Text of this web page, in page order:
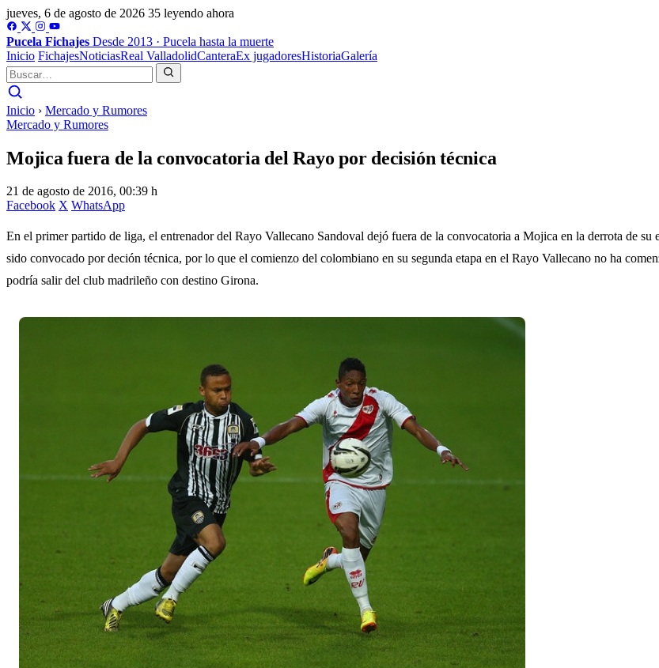
jueves, 6 de agosto de 2026 35 leyendo ahora
Pucela Fichajes Desde 2013 · Pucela hasta la muerte
Inicio FichajesNoticiasReal ValladolidCanteraEx jugadoresHistoriaGalería
Inicio › Mercado y Rumores
Mercado y Rumores
Mojica fuera de la convocatoria del Rayo por decisión técnica
21 de agosto de 2016, 00:39 h
Facebook X WhatsApp
En el primer partido de liga, el entrenador del Rayo Vallecano Sandoval dejó fuera de la convocatoria a Mojica en la derrota de
sido convocado por deción técnica, por lo que el comienzo del colombiano en su segunda etapa en el Rayo Vallecano no ha
podría salir del club madrileño con destino Girona.